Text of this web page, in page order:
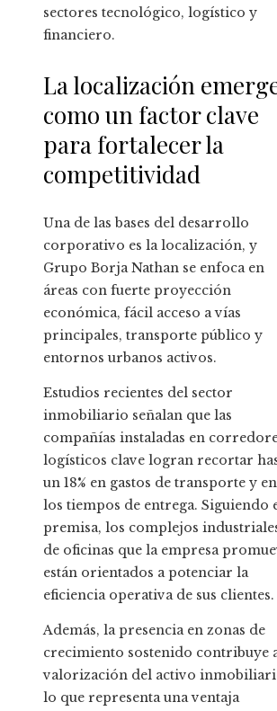
sectores tecnológico, logístico y
financiero.
La localización
como un factor clave
para fortalecer la
competitividad
Una de las bases del desarrollo
corporativo es la localización, y
Grupo Borja Nathan se enfoca en
áreas con fuerte proyección
económica, fácil acceso a vías
principales, transporte público y
entornos urbanos activos.
Estudios recientes del sector
inmobiliario señalan que las
compañías instaladas en
logísticos clave logran recortar
un 18% en gastos de transporte y en
los tiempos de entrega. Siguiendo
premisa, los complejos
de oficinas que la empresa
están orientados a potenciar la
eficiencia operativa de sus clientes.
Además, la presencia en zonas de
crecimiento sostenido contribuye
valorización del activo
lo que representa una ventaja